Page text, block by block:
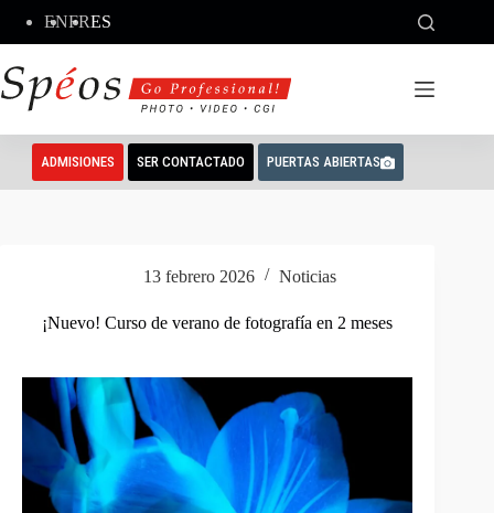
contenido
ENFRES
ADMISIONES SER CONTACTADO PUERTAS ABIERTAS
13 febrero 2026 Noticias
¡Nuevo! Curso de verano de fotografía en 2 meses